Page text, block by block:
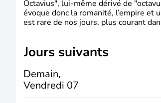
Octavius", lui-même dérivé de
évoque donc la romanité, l’empire et
est rare de nos jours, plus courant
jours suivants
Demain,
Vendredi 07